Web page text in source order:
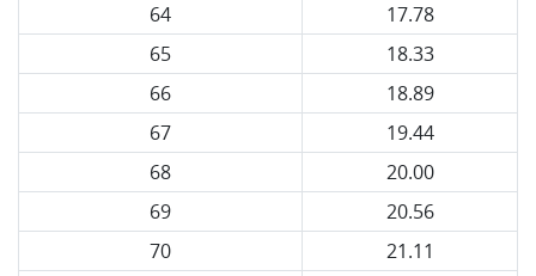
64
17.78
65
18.33
66
18.89
67
19.44
68
20.00
69
20.56
70
21.11